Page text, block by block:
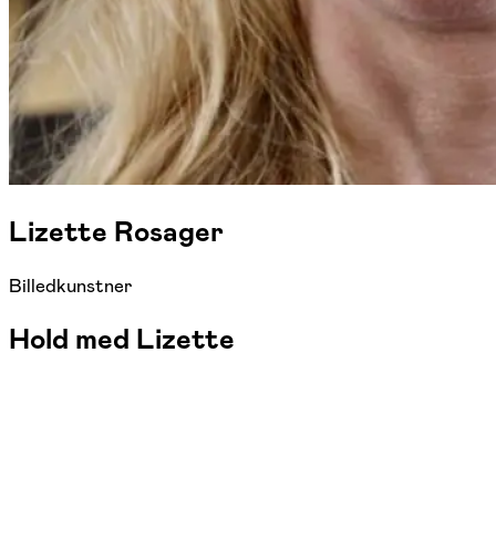
Lizette Rosager
Billedkunstner
Hold med Lizette